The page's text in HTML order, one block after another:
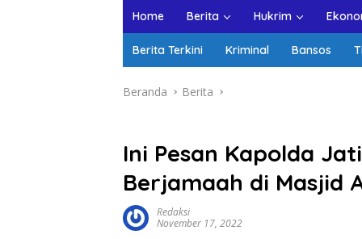
Ungkap
Home Berita Hukrim
Berita Terkini Kriminal Bansos
Beranda Berita
Ini Pesan Kapolda
Berjamaah di Masjid
Redaksi
November 17, 2022